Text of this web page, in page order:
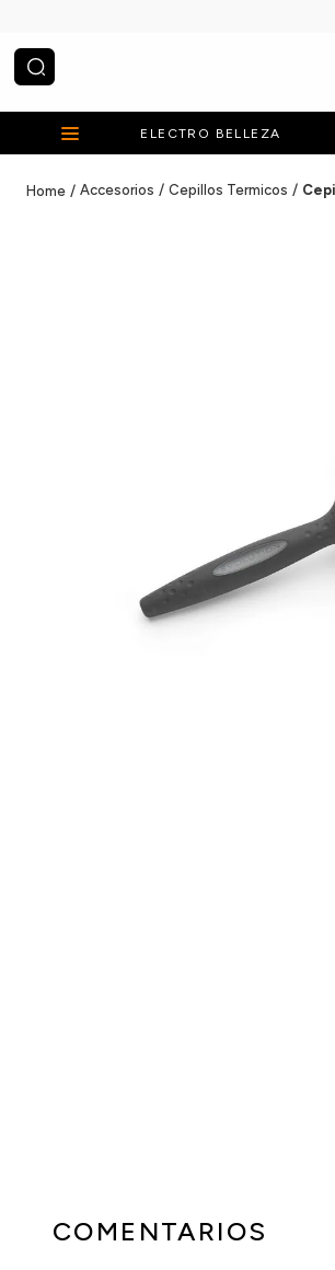
¿Qué estás buscando?
ELECTRO BELLEZA
Accesorios Cepillos Termicos
COMENTARIOS